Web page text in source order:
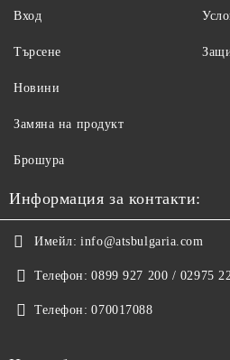
Вход
Търсене
Новини
Замяна на продукт
Брошура
Информация за контакти:
Имейл: info@atsbulgaria.com
Телефон: 0899 927 200 / 02975
Телефон: 070017088